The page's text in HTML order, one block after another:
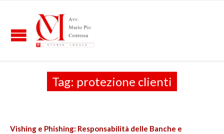
Tag: protezione clienti
Vishing e Phishing: Responsabilità delle Banche e